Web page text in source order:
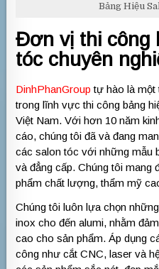
Bảng Hiệu
Đơn vị thi công
tóc chuyên
DinhPhanGroup tự hào là một
trong lĩnh vực thi công bảng
Việt Nam. Với hơn 10 năm
cáo, chúng tôi đã và đang
các salon tóc với những mẫu
và đẳng cấp. Chúng tôi mang
phẩm chất lượng, thẩm mỹ
Chúng tôi luôn lựa chọn
inox cho đến alumi, nhằm
cao cho sản phẩm. Áp dụng
công như cắt CNC, laser và